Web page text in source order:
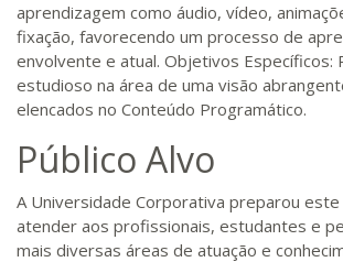
aprendizagem como áudio, vídeo,
fixação, favorecendo um processo de
envolvente e atual. Objetivos Específicos:
estudioso na área de uma visão
elencados no Conteúdo Programático.
Público Alvo
A Universidade Corporativa preparou este
atender aos profissionais, estudantes e
mais diversas áreas de atuação e